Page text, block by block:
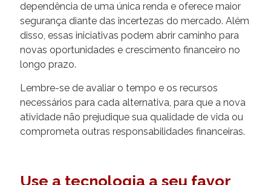
dependência de uma única renda e oferece maior
segurança diante das incertezas do mercado. Além
disso, essas iniciativas podem abrir caminho para
novas oportunidades e crescimento financeiro no
longo prazo.
Lembre-se de avaliar o tempo e os recursos
necessários para cada alternativa, para que a nova
atividade não prejudique sua qualidade de vida ou
comprometa outras responsabilidades financeiras.
Use a tecnologia a seu favor